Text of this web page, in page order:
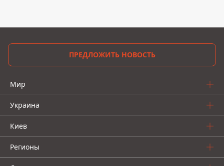
ПРЕДЛОЖИТЬ НОВОСТЬ
Мир
Украина
Киев
Регионы